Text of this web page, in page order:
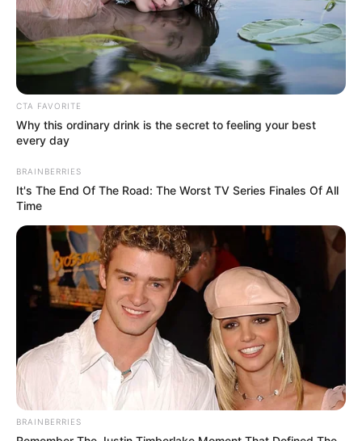
jago dalam membuat film serta seni berfotografi.
TAGS CANDY KEN MODEL RAPPER SELEBRITI MANCANEGARA
TIKTOKER
YOUTUBER
CTA FAVORITE
Why this ordinary drink is the secret to feeling your best
every day
BRAINBERRIES
It's The End Of The Road: The Worst TV Series Finales Of All
Time
BRAINBERRIES